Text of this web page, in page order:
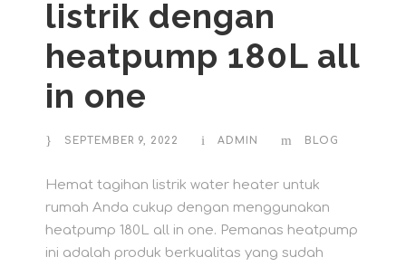
listrik dengan
heatpump 180L all
in one
SEPTEMBER 9, 2022 ADMIN BLOG
Hemat tagihan listrik water heater untuk
rumah Anda cukup dengan menggunakan
heatpump 180L all in one. Pemanas heatpump
ini adalah produk berkualitas yang sudah